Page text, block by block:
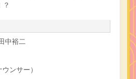
？
中裕二
ンサー）